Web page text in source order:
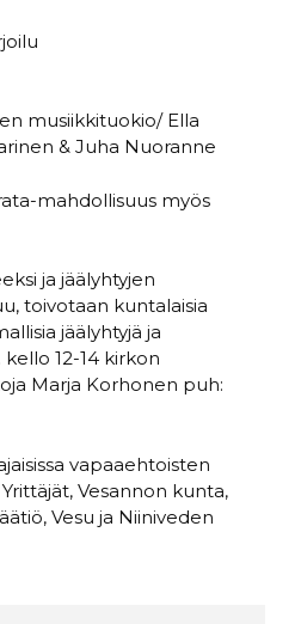
Ella
& Juha Nuoranne
myös
ja jäälyhtyjen
toivotaan kuntalaisia
jäälyhtyjä ja
12-14 kirkon
Marja Korhonen puh:
vapaaehtoisten
Vesannon kunta,
Vesu ja Niiniveden